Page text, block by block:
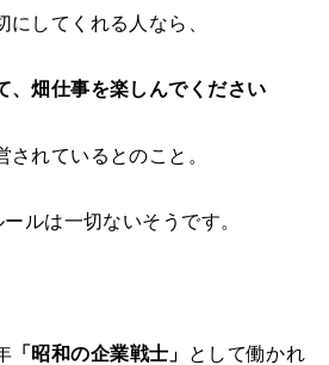
してくれる人なら、
、畑仕事を楽しんでください
されているとのこと。
ルは一切ないそうです。
「昭和の企業戦士」
として働かれ